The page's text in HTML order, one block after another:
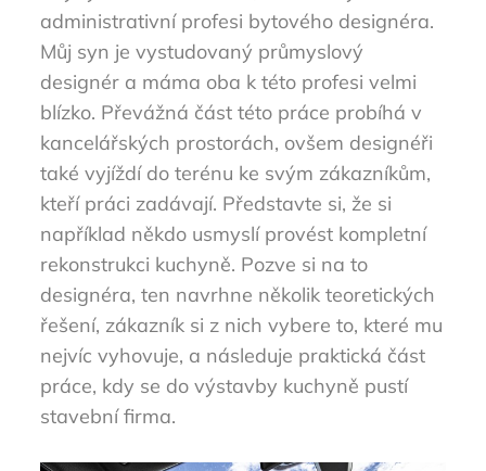
administrativní profesi bytového designéra.
Můj syn je vystudovaný průmyslový
designér a máma oba k této profesi velmi
blízko. Převážná část této práce probíhá v
kancelářských prostorách, ovšem designéři
také vyjíždí do terénu ke svým zákazníkům,
kteří práci zadávají. Představte si, že si
například někdo usmyslí provést kompletní
rekonstrukci kuchyně. Pozve si na to
designéra, ten navrhne několik teoretických
řešení, zákazník si z nich vybere to, které mu
nejvíc vyhovuje, a následuje praktická část
práce, kdy se do výstavby kuchyně pustí
stavební firma.